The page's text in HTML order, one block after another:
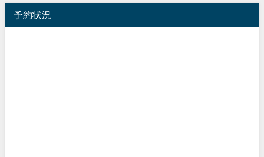
予約状況